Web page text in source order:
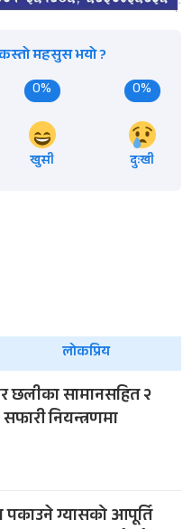
महसुस भयो ?
0%
खुसी
0%
दुःखी
लोकप्रिय
छलीका सामानसहित २
नियन्त्रणमा
पकाउने ग्यासको आपूर्ति